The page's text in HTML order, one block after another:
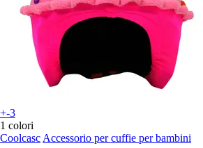
+-3
1 colori
Coolcasc Accessorio per cuffie per bambini